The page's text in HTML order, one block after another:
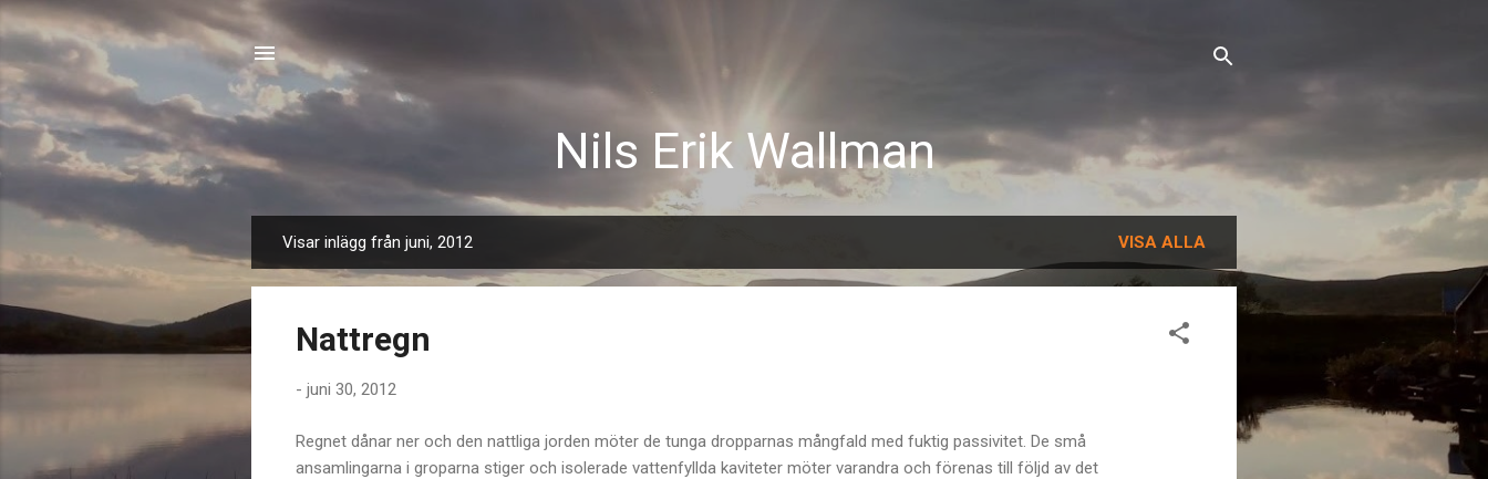
Nils Erik Wallman
n
Visar inlägg från juni, 2012 VISA ALLA
Nattregn
- juni 30, 2012
Regnet dånar ner och den nattliga jorden möter de tunga dropparnas mångfald med fuktig passivitet. De små
ansamlingarna i groparna stiger och isolerade vattenfyllda kaviteter möter varandra och förenas till följd av det